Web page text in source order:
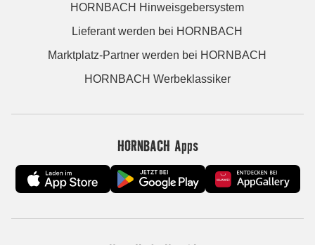
HORNBACH Hinweisgebersystem
Lieferant werden bei HORNBACH
Marktplatz-Partner werden bei HORNBACH
HORNBACH Werbeklassiker
HORNBACH Apps